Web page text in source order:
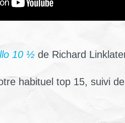
10 ½ de Richard
habituel top 15, suivi